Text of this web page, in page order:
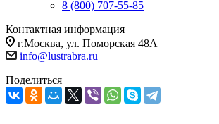
8 (800) 707-55-85
Контактная информация
г.Москва, ул. Поморская 48А
info@lustrabra.ru
Поделиться